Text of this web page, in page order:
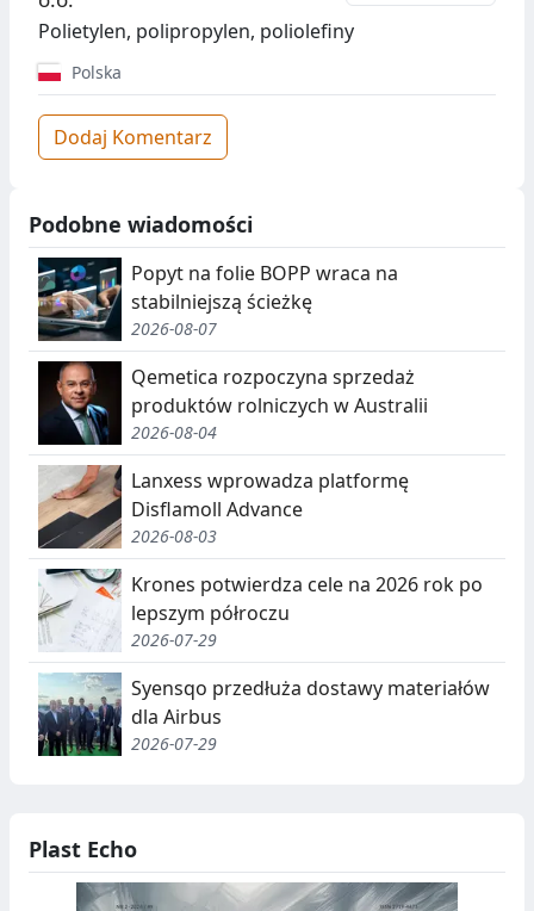
Polietylen, polipropylen, poliolefiny
Polska
Dodaj Komentarz
Podobne wiadomości
Popyt na folie BOPP wraca na
stabilniejszą ścieżkę
2026-08-07
Qemetica rozpoczyna sprzedaż
produktów rolniczych w Australii
2026-08-04
Lanxess wprowadza platformę
Disflamoll Advance
2026-08-03
Krones potwierdza cele na 2026 rok po
lepszym półroczu
2026-07-29
Syensqo przedłuża dostawy materiałów
dla Airbus
2026-07-29
Plast Echo